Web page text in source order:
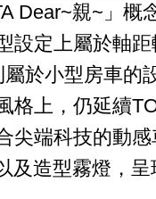
Dear~親~」概
設定上屬於軸
於小型房車的
格上，仍延續
尖端科技的動
及造型霧燈，